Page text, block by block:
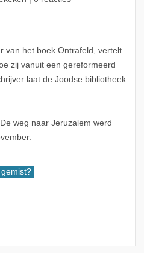
van het boek Ontrafeld, vertelt
zij vanuit een gereformeerd
laat de Joodse bibliotheek
weg naar Jeruzalem werd
gemist?